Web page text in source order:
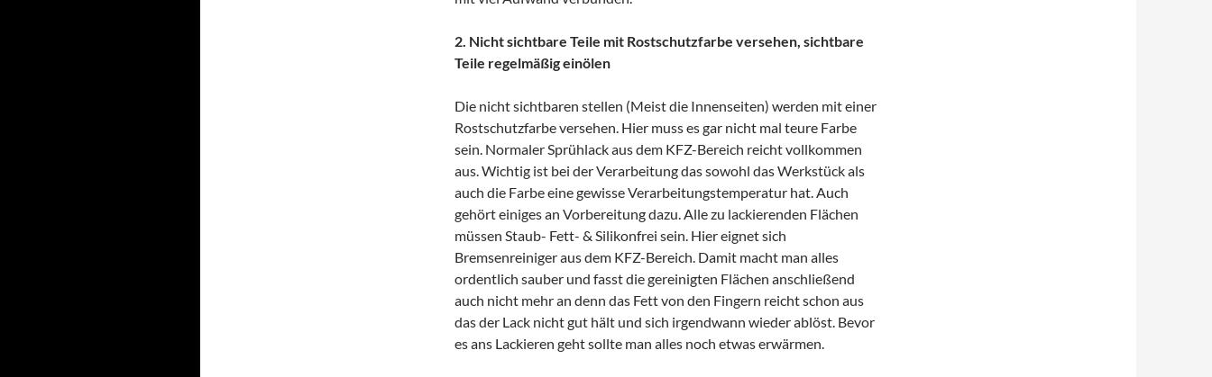
2. Nicht sichtbare Teile mit Rostschutzfarbe versehen, sichtbare
Teile regelmäßig einölen
Die nicht sichtbaren stellen (Meist die Innenseiten) werden mit einer
Rostschutzfarbe versehen. Hier muss es gar nicht mal teure Farbe
sein. Normaler Sprühlack aus dem KFZ-Bereich reicht vollkommen
aus. Wichtig ist bei der Verarbeitung das sowohl das Werkstück als
auch die Farbe eine gewisse Verarbeitungstemperatur hat. Auch
gehört einiges an Vorbereitung dazu. Alle zu lackierenden Flächen
müssen Staub- Fett- & Silikonfrei sein. Hier eignet sich
Bremsenreiniger aus dem KFZ-Bereich. Damit macht man alles
ordentlich sauber und fasst die gereinigten Flächen anschließend
auch nicht mehr an denn das Fett von den Fingern reicht schon aus
das der Lack nicht gut hält und sich irgendwann wieder ablöst. Bevor
es ans Lackieren geht sollte man alles noch etwas erwärmen.